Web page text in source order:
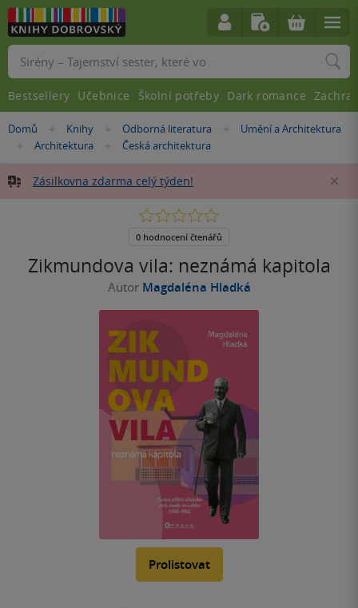
Nacházíte
Domů »Knihy »
Odborná literatura »
Umění a Architektura
»Architektura »
Česká architektura
Zásilkovna zdarma celý týden!
Zikmundova vila: neznámá kapitola
Autor Magdaléna Hladká
Prolistovat
0.0
5
0 hodnocení čtenářů
Vyhledávání
Bestsellery Učebnice Školní potřeby Dark romance